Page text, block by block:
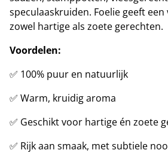
speculaaskruiden. Foelie geeft
zowel hartige als zoete gerechten.
Voordelen:
✅ 100% puur en natuurlijk
✅ Warm, kruidig aroma
✅ Geschikt voor hartige én zoete
✅ Rijk aan smaak, met subtiele